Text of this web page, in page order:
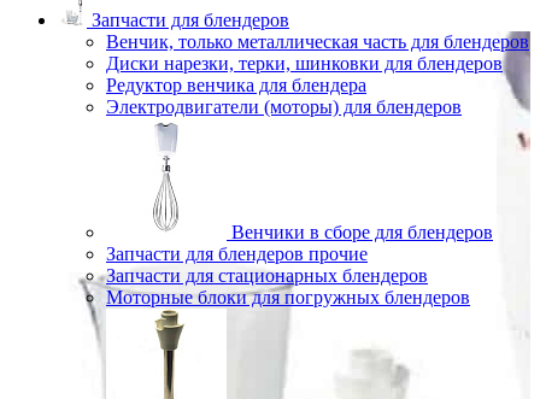
Запчасти для блендеров
Венчик, только металлическая часть для блендеров
Диски нарезки, терки, шинковки для блендеров
Редуктор венчика для блендера
Электродвигатели (моторы) для блендеров
Венчики в сборе для блендеров
Запчасти для блендеров прочие
Запчасти для стационарных блендеров
Моторные блоки для погружных блендеров